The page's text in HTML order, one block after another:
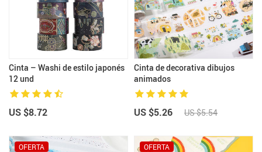
Cinta – Washi de estilo japonés
12 und
US $8.72
Cinta de decorativa dibujos
animados
US $5.26 US $5.54
OFERTA OFERTA